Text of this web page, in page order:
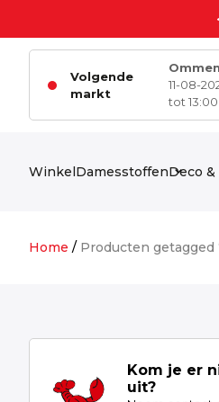
Volgende
markt
Ommen
11-08-
tot 13:00
WinkelDamesstoffenDeco
Home / Producten getagged
Kom je er
uit?